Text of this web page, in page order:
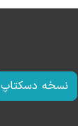
نسخه دسکتاپ